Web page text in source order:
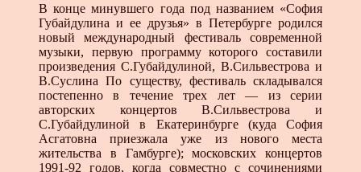
В конце минувшего года под названием «София
Губайдулина и ее друзья» в Петербурге родился
новый международный фестиваль современной
музыки, первую программу которого составили
произведения С.Губайдулиной, В.Сильвестрова и
В.Суслина По существу, фестиваль складывался
постепенно в течение трех лет — из серии
авторских концертов В.Сильвестрова и
С.Губайдулиной в Екатеринбурге (куда София
Асгатовна приезжала уже из нового места
жительства в Гамбурге); московских концертов
1991-92 годов, когда совместно с сочинениями